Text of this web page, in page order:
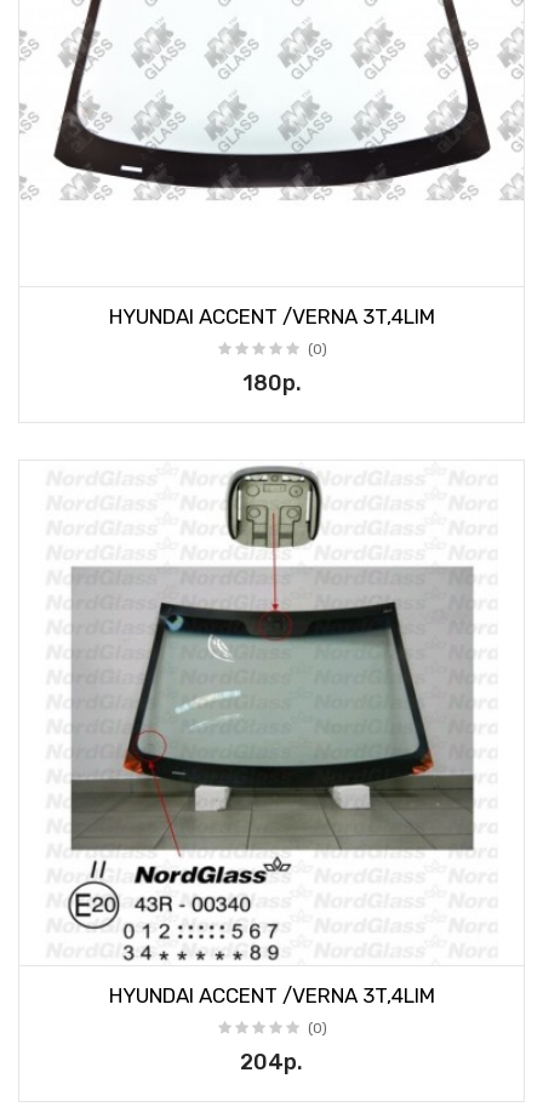
HYUNDAI ACCENT /VERNA 3T,4LIM
(0)
180р.
HYUNDAI ACCENT /VERNA 3T,4LIM
(0)
204р.